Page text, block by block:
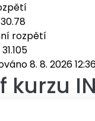
30.78
rozpětí
31.105
8. 8. 2026
kurzu